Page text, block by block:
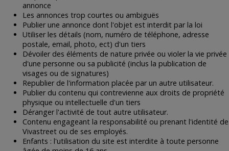
annonce
Les annonces trop courtes ou ambiguës
Publier une annonce dont l'objet est interdit par la loi
Utiliser les détails (nom, numéro de téléphone, adresse
postale, email, photo, ect) d'un tiers
Dévoiler des éléments de nature privée ou violer la vie privée
d'une personne ou sa publicité (inclus la publication de
visages ou de signatures)
Republier de l'information placée par un autre utilisateur.
Publier du contenu qui contrevienne aux droits de propriété
physique ou intellectuelle d'un tiers
Déranger l'activité de tout autre utilisateur.
Contenu engageant la responsabilité ou prenant l'identité de
Vivastreet ou de ses employés.
Enfants : l'utilisation du site est interdite à toute personne